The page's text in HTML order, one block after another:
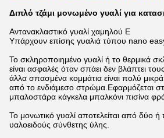
Διπλό τζάμι μονωμένο γυαλί για
Αντανακλαστικό γυαλί χαμηλού E
Υπάρχουν επίσης γυαλιά τύπου nano
Το σκληροποιημένο γυαλί ή το θερμικά
είναι ασφαλές όταν σπάει δεν βλάπτει
άλλα σπασμένα κομμάτια είναι πολύ
από το ενδιάμεσο στρώμα.Εφαρμόζεται
μπαλοστάρα κάγκελα μπαλκόνι πισίνα
Το μονωτικό γυαλί αποτελείται από δύο
υαλοειδούς σύνθετης ύλης.